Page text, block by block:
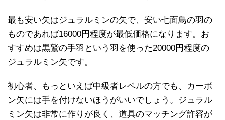
最も安い矢はジュラルミンの矢で、安い七面鳥の羽の
ものであれば16000円程度が最低価格になります。お
すすめは黒鷲の手羽という羽を使った20000円程度の
ジュラルミン矢です。
初心者、もっといえば中級者レベルの方でも、カーボ
ン矢には手を付けないほうがいいでしょう。ジュラル
ミン矢は非常に作りが良く、道具のマッチング許容が